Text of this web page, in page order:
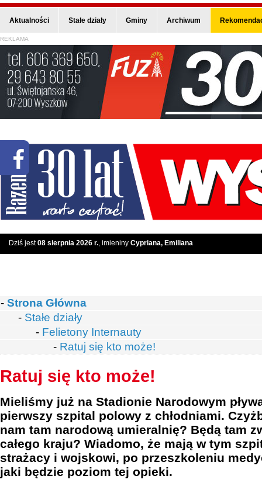
Aktualności Stałe działy Gminy Archiwum
REKLAMA
Dziś jest08 sierpnia 2026 r., imieniny Cypriana, Emiliana
- Strona Główna
- Stałe działy
- Felietony Internauty
- Ratuj się kto może!
Ratuj się kto może!
Mieliśmy już na Stadionie Narodowym
pierwszy szpital polowy z chłodniami.
nam tam narodową umieralnię? Będą tam
całego kraju? Wiadomo, że mają w tym
strażacy i wojskowi, po przeszkoleniu
jaki będzie poziom tej opieki.